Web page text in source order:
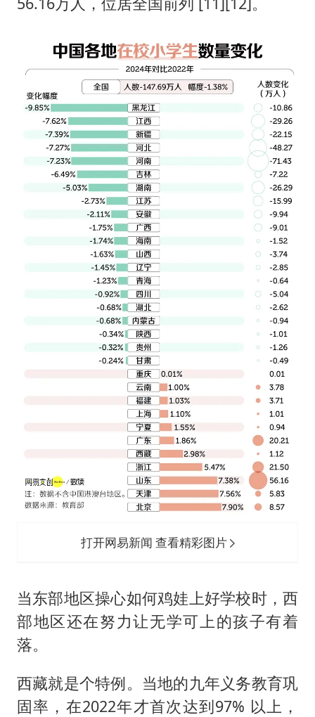
打开网易新闻 查看精彩图片
当东部地区操心如何鸡娃上好学校时，西
部地区还在努力让无学可上的孩子有着
落。
西藏就是个特例。当地的九年义务教育巩
固率，在2022年才首次达到97% 以上，